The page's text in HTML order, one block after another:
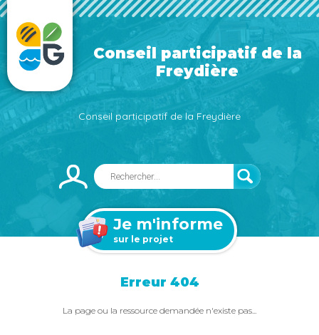
Conseil participatif de la
Freydière
Conseil participatif de la Freydière
Je m'informe
sur le projet
Erreur 404
La page ou la ressource demandée n'existe pas...